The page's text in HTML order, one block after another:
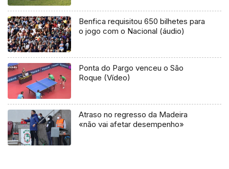
Benfica requisitou 650 bilhetes para
o jogo com o Nacional (áudio)
Ponta do Pargo venceu o São
Roque (Vídeo)
Atraso no regresso da Madeira
«não vai afetar desempenho»